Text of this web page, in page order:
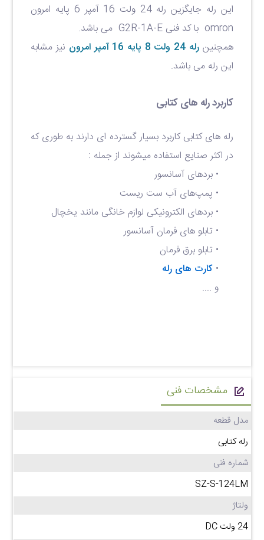
این رله جایگزین رله 24 ولت 16 آمپر 6 پایه امرون
omron با کد فنی G2R-1A-E می باشد.
همچنینرله 24 ولت 8 پایه 16 آمپر امرون
نیز مشابه
این رله می باشد.
کاربرد رله های کتابی
رله های کتابی کاربرد بسیار گسترده ای دارند به طوری که
در اکثر صنایع استفاده میشوند از جمله :
• برد‌های آسانسور
• پمپ‌های آب ست ریست
• برد‌های الکترونیکی لوازم خانگی مانند یخچال
• تابلو های فرمان آسانسور
• تابلو برق فرمان
•کارت های رله
و ....
مشخصات فنی
مدل قطعه
رله کتابی
شماره فنی
SZ-S-124LM
ولتاژ
24 ولت DC